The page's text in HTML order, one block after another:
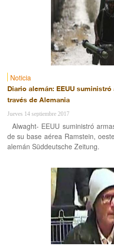
Noticia
Diario alemán: EEUU
través de Alemania
Jueves 14 septiembre 2017
Alwaght- EEUU suministró
de su base aérea Ramstein,
alemán Süddeutsche Zeitung.